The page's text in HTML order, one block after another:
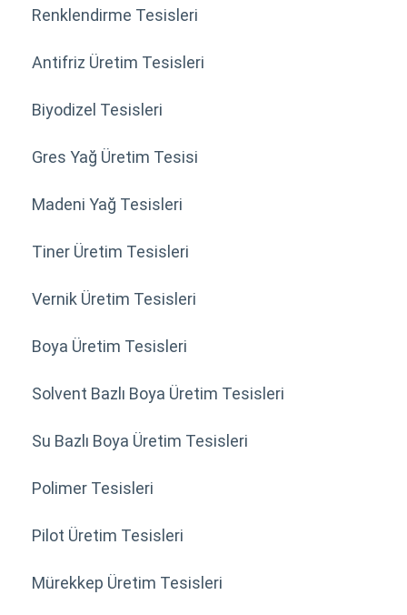
Renklendirme Tesisleri
Antifriz Üretim Tesisleri
Biyodizel Tesisleri
Gres Yağ Üretim Tesisi
Madeni Yağ Tesisleri
Tiner Üretim Tesisleri
Vernik Üretim Tesisleri
Boya Üretim Tesisleri
Solvent Bazlı Boya Üretim Tesisleri
Su Bazlı Boya Üretim Tesisleri
Polimer Tesisleri
Pilot Üretim Tesisleri
Mürekkep Üretim Tesisleri